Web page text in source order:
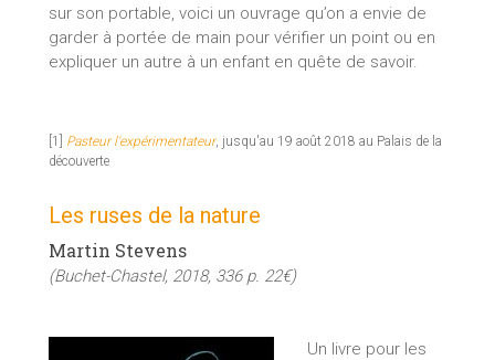
sur son portable, voici un ouvrage qu’on a envie de
garder à portée de main pour vérifier un point ou en
expliquer un autre à un enfant en quête de savoir.
[1] Pasteur l'expérimentateur, jusqu'au 19 août 2018 au Palais de la
découverte
Les ruses de la nature
Martin Stevens
(Buchet-Chastel, 2018, 336 p. 22€)
Un livre pour les